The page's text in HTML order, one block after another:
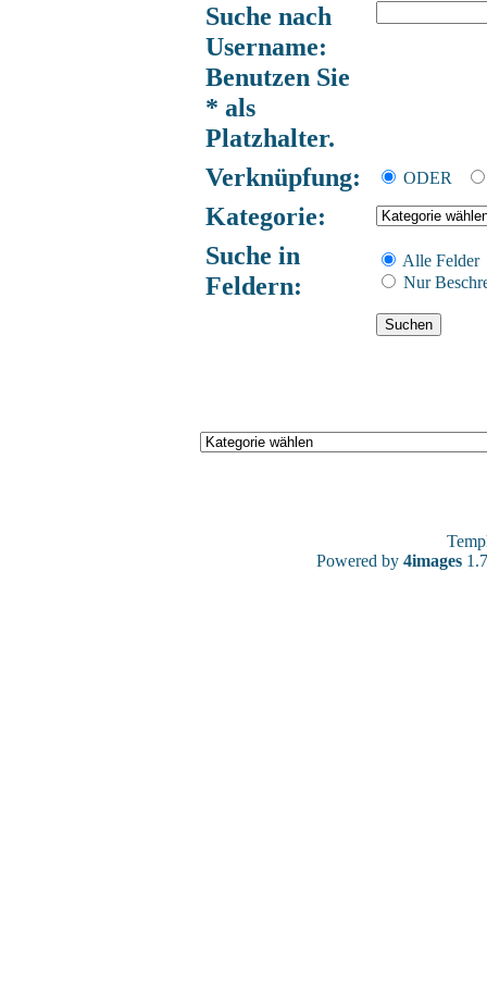
Suche nach
Username:
Benutzen Sie
* als
Platzhalter.
Verknüpfung:
ODER
Kategorie:
Suche in
Feldern:
Alle Felder
Nur
Powered by 4images